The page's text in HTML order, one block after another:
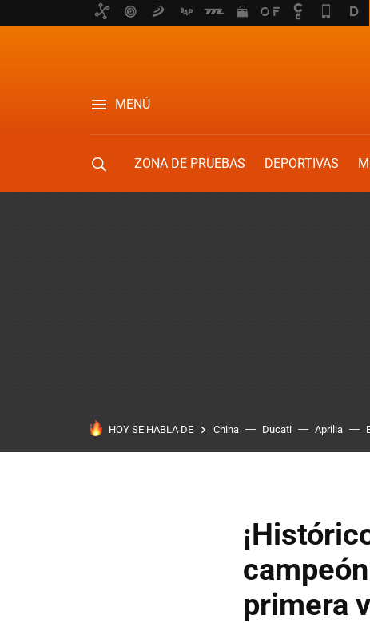
MENÚ
ZONA DE PRUEBAS DEPORTIVAS
HOY SE HABLA DE China Ducati Aprilia
primera